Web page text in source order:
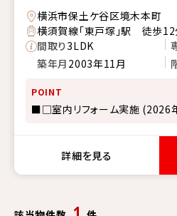
横浜市保土ケ谷区境木本町
横須賀線「東戸塚」駅 徒歩12
間取り3LDK
築年月 2003年11月
POINT
■□室内リフォーム実施
詳細を見る